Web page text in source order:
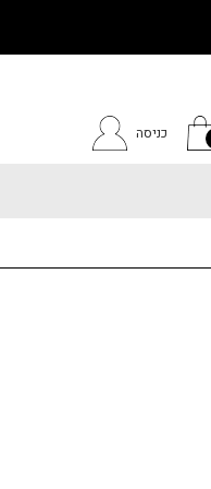
כניסה